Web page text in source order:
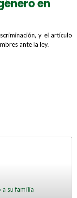
en
y el artículo
ante la ley.